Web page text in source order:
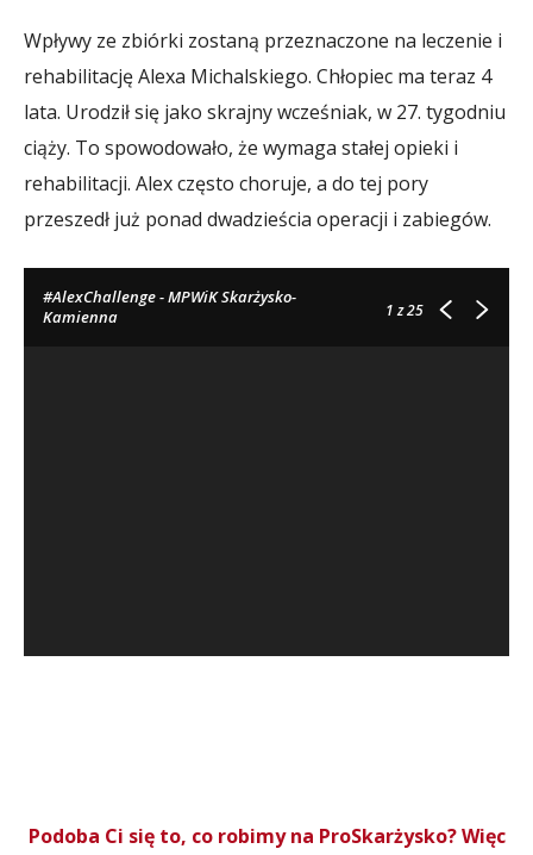
Wpływy ze zbiórki zostaną przeznaczone na leczenie i
rehabilitację Alexa Michalskiego. Chłopiec ma teraz 4
lata. Urodził się jako skrajny wcześniak, w 27. tygodniu
ciąży. To spowodowało, że wymaga stałej opieki i
rehabilitacji. Alex często choruje, a do tej pory
przeszedł już ponad dwadzieścia operacji i zabiegów.
#AlexChallenge - MPWiK Skarżysko-
Kamienna
1z 25
Podoba Ci się to, co robimy na ProSkarżysko? Więc